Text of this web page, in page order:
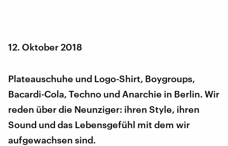
12. Oktober 2018
Plateauschuhe und Logo-Shirt, Boygroups,
Bacardi-Cola, Techno und Anarchie in Berlin. Wir
reden über die Neunziger: ihren Style, ihren
Sound und das Lebensgefühl mit dem wir
aufgewachsen sind.